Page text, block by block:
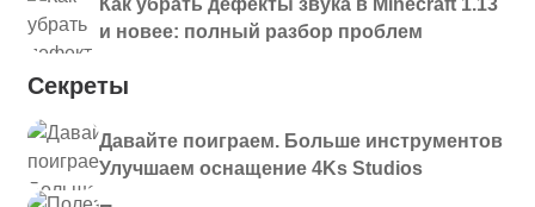
Как убрать дефекты звука в Minecraft 1.13
и новее: полный разбор проблем
Секреты
Давайте поиграем. Больше инструментов
Улучшаем оснащение 4Ks Studios